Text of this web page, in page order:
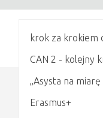
krok za krokiem
CAN 2 - kolejny
„Asysta na
Erasmus+